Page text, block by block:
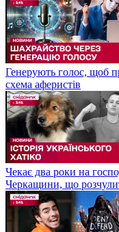
Генерують голос, щоб
схема аферистів
Чекає два роки на
Черкащини, що